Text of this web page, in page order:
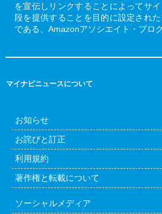
を宣伝しリンクすることによってサ
段を提供することを目的に設定され
である、Amazonアソシエイト・プロ
マイナビニュースについて
お知らせ
お詫びと訂正
利用規約
著作権と転載について
ソーシャルメディア